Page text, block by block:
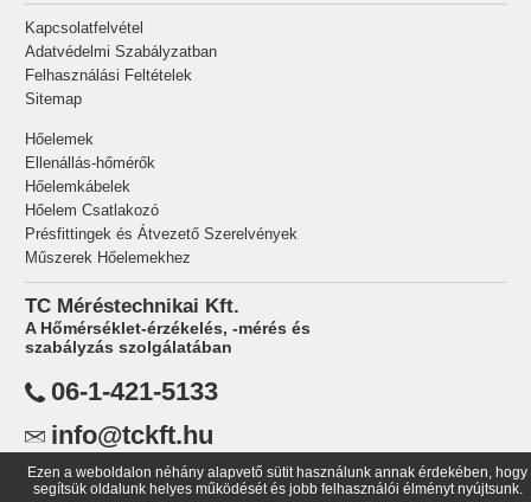
Kapcsolatfelvétel
Adatvédelmi Szabályzatban
Felhasználási Feltételek
Sitemap
Hőelemek
Ellenállás-hőmérők
Hőelemkábelek
Hőelem Csatlakozó
Présfittingek és Átvezető Szerelvények
Műszerek Hőelemekhez
TC Méréstechnikai Kft.
A Hőmérséklet-érzékelés, -mérés és
szabályzás szolgálatában
06-1-421-5133
info@tckft.hu
TC Méréstechnikai Kft.,
Ezen a weboldalon néhány alapvető sütit használunk annak érdekében, hogy
segítsük oldalunk helyes működését és jobb felhasználói élményt nyújtsunk.